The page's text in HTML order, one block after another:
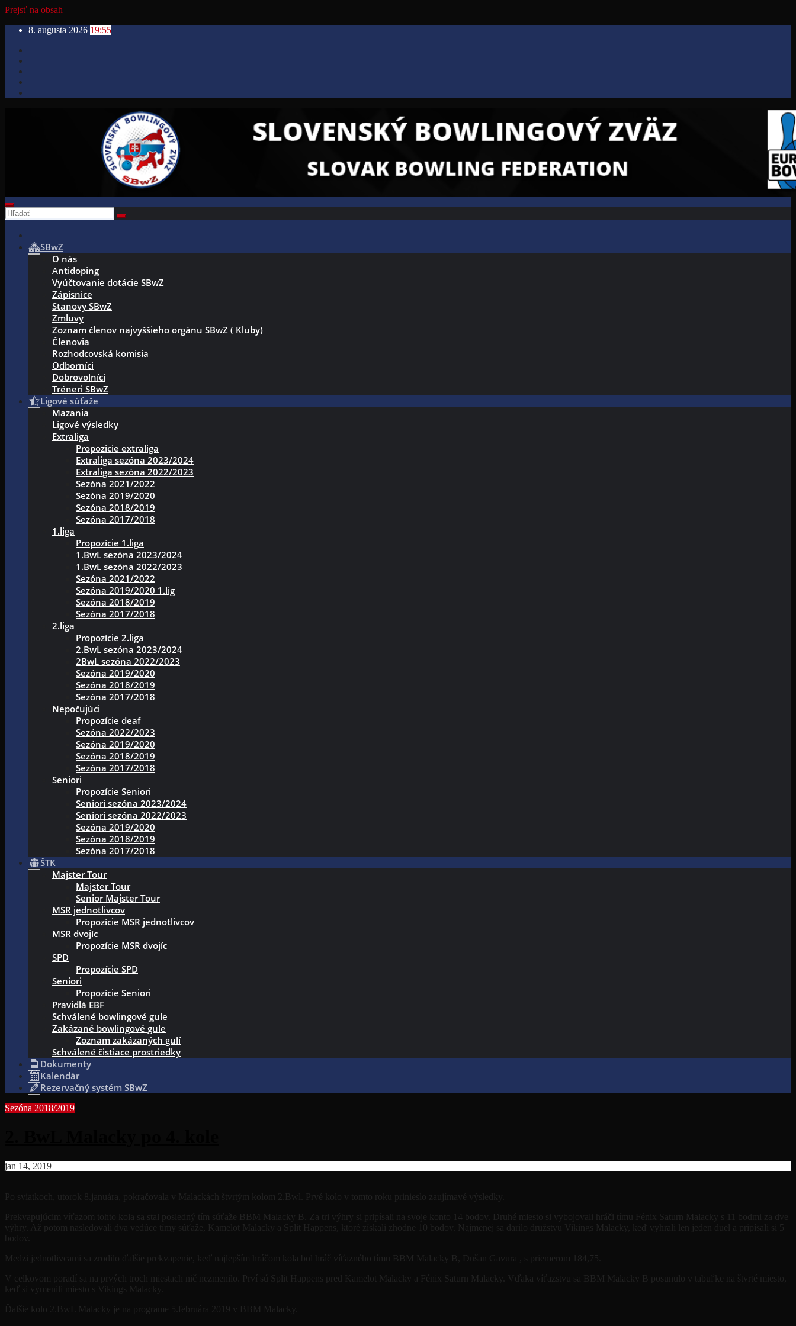
Prejsť na obsah
8. augusta 2026 19:55
SBwZ
O nás
Antidoping
Vyúčtovanie dotácie SBwZ
Zápisnice
Stanovy SBwZ
Zmluvy
Zoznam členov najvyššieho orgánu SBwZ ( Kluby)
Členovia
Rozhodcovská komisia
Odborníci
Dobrovolníci
Tréneri SBwZ
Ligové súťaže
Mazania
Ligové výsledky
Extraliga
Propozicie extraliga
Extraliga sezóna 2023/2024
Extraliga sezóna 2022/2023
Sezóna 2021/2022
Sezóna 2019/2020
Sezóna 2018/2019
Sezóna 2017/2018
1.liga
Propozície 1.liga
1.BwL sezóna 2023/2024
1.BwL sezóna 2022/2023
Sezóna 2021/2022
Sezóna 2019/2020 1.lig
Sezóna 2018/2019
Sezóna 2017/2018
2.liga
Propozície 2.liga
2.BwL sezóna 2023/2024
2BwL sezóna 2022/2023
Sezóna 2019/2020
Sezóna 2018/2019
Sezóna 2017/2018
Nepočujúci
Propozície deaf
Sezóna 2022/2023
Sezóna 2019/2020
Sezóna 2018/2019
Sezóna 2017/2018
Seniori
Propozície Seniori
Seniori sezóna 2023/2024
Seniori sezóna 2022/2023
Sezóna 2019/2020
Sezóna 2018/2019
Sezóna 2017/2018
ŠTK
Majster Tour
Majster Tour
Senior Majster Tour
MSR jednotlivcov
Propozície MSR jednotlivcov
MSR dvojíc
Propozície MSR dvojíc
SPD
Propozície SPD
Seniori
Propozície Seniori
Pravidlá EBF
Schválené bowlingové gule
Zakázané bowlingové gule
Zoznam zakázaných gulí
Schválené čistiace prostriedky
Dokumenty
Kalendár
Rezervačný systém SBwZ
Sezóna 2018/2019
jan 14, 2019
Po sviatkoch, utorok 8.januára, pokračovala v Malackách štvrtým kolom 2.Bwl. Prvé kolo v tomto roku prinieslo zaujímavé výsledky.
Prekvapujúcim víťazom tohto kola sa stal posledný tím súťaže BBM Malacky B. Za tri výhry si pripísali na svoje konto 14 bodov. Druhé miesto si vybojovali hráči tímu Fénix Saturn Malacky s 11 bodmi za dve
výhry. Až potom nasledovali dva vedúce tímy súťaže, Kamelot Malacky a Split Happens, ktoré získali zhodne 10 bodov. Najmenej sa darilo družstvu Vikings Malacky, keď vyhrali len jeden duel a pripísali si 5
bodov.
Medzi jednotlivcami sa zrodilo ďalšie prekvapenie, keď najlepším hráčom kola bol hráč víťazného tímu BBM Malacky B, Dušan Gavura , s priemerom 184,75.
V celkovom poradí sa na prvých troch miestach nič nezmenilo. Prví sú Split Happens pred Kamelot Malacky a Fénix Saturn Malacky. Vďaka víťazstvu sa BBM Malacky B posunulo v tabuľke na štvrté miesto,
keď si vymenili miesto s Vikings Malacky.
Ďalšie kolo 2.BwL Malacky je na programe 5.februára 2019 v BBM Malacky.